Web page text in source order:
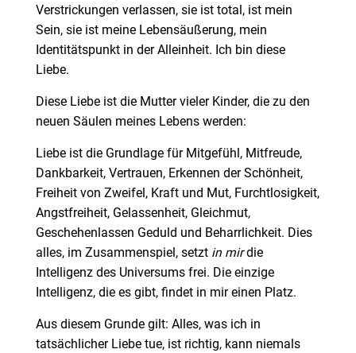
Verstrickungen verlassen, sie ist total, ist mein
Sein, sie ist meine Lebensäußerung, mein
Identitätspunkt in der Alleinheit. Ich bin diese
Liebe.
Diese Liebe ist die Mutter vieler Kinder, die zu den
neuen Säulen meines Lebens werden:
Liebe ist die Grundlage für Mitgefühl, Mitfreude,
Dankbarkeit, Vertrauen, Erkennen der Schönheit,
Freiheit von Zweifel, Kraft und Mut, Furchtlosigkeit,
Angstfreiheit, Gelassenheit, Gleichmut,
Geschehenlassen Geduld und Beharrlichkeit. Dies
alles, im Zusammenspiel, setzt in mirdie
Intelligenz des Universums frei. Die einzige
Intelligenz, die es gibt, findet in mir einen Platz.
Aus diesem Grunde gilt: Alles, was ich in
tatsächlicher Liebe tue, ist richtig, kann niemals